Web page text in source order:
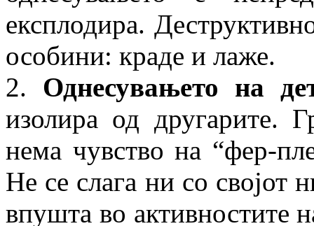
експлодира.
особини: краде и лаже.
2. Однесувањето на
изолира од другарите.
нема чувство на “фер-
Не се слага ни со својот
впушта во активностите